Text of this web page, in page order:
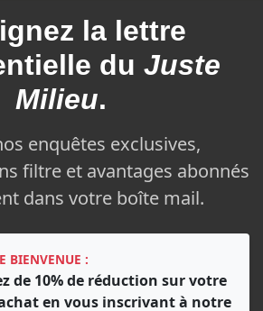
la lettre
du Juste
Milieu.
enquêtes exclusives,
filtre et avantages abonnés
dans votre boîte mail.
BIENVENUE :
de 10% de réduction sur votre
en vous inscrivant à notre